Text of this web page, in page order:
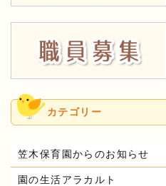
カテゴリー
笠木保育園からのお知らせ
園の生活アラカルト